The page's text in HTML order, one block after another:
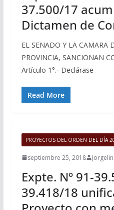
37.500/17
Dictamen de
EL SENADO Y LA CAMARA
PROVINCIA, SANCIONAN
Artículo 1°.- Declárase
Read More
PROYECTOS DEL ORDEN DEL DÍA
septiembre 25, 2018
Expte. Nº 91-
39.418/18